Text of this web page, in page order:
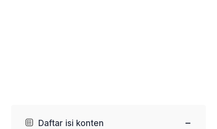
Daftar isi konten −